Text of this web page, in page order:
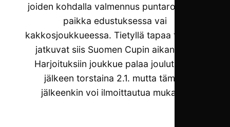
joiden kohdalla valmennus puntaroi onko
paikka edustuksessa vai
kakkosjoukkueessa. Tietyllä tapaa tryoutit
jatkuvat siis Suomen Cupin aikanakin.
Harjoituksiin joukkue palaa joulutauon
jälkeen torstaina 2.1. mutta tämän
jälkeenkin voi ilmoittautua mukaan.